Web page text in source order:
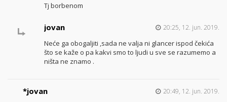
Tj borbenom
jovan 20:25, 12. jun. 2019.
Neće ga obogaljiti ,sada ne valja ni glancer ispod čekića
što se kaže o pa kakvi smo to ljudi u sve se razumemo a
ništa ne znamo .
*jovan 20:49, 12. jun. 2019.